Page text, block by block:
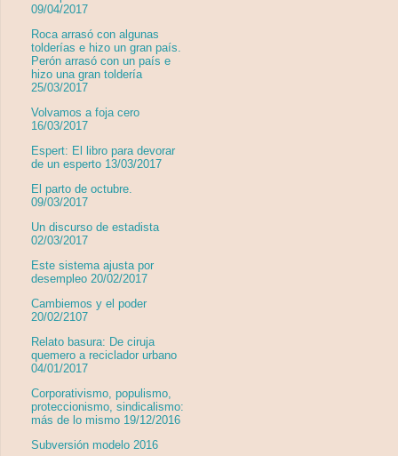
09/04/2017
Roca arrasó con algunas
tolderías e hizo un gran país.
Perón arrasó con un país e
hizo una gran toldería
25/03/2017
Volvamos a foja cero
16/03/2017
Espert: El libro para devorar
de un esperto 13/03/2017
El parto de octubre.
09/03/2017
Un discurso de estadista
02/03/2017
Este sistema ajusta por
desempleo 20/02/2017
Cambiemos y el poder
20/02/2107
Relato basura: De ciruja
quemero a reciclador urbano
04/01/2017
Corporativismo, populismo,
proteccionismo, sindicalismo:
más de lo mismo 19/12/2016
Subversión modelo 2016